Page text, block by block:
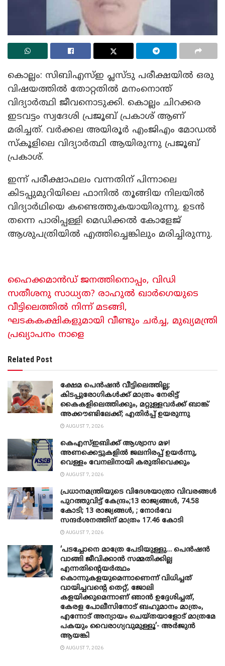
കൊല്ലം: സിബിഎസ്ഇ പ്ലസ്ടു പരീക്ഷയിൽ ഒരു
വിഷയത്തിൽ തോറ്റതിൽ മനംനൊന്ത്
വിദ്യാർത്ഥി ജീവനൊടുക്കി. കൊല്ലം ചിറക്കര
ഇടവട്ടം സ്വദേശി പ്രജൂബ് പ്രകാശ് ആണ്
മരിച്ചത്. വർക്കല അയിരൂർ എംജിഎം മോഡൽ
സ്‌കൂളിലെ വിദ്യാർത്ഥി ആയിരുന്നു പ്രജൂബ്
പ്രകാശ്.
ഇന്ന് പരീക്ഷാഫലം വന്നതിന് പിന്നാലെ
കിടപ്പുമുറിയിലെ ഫാനിൽ തൂങ്ങിയ നിലയിൽ
വിദ്യാർഥിയെ കണ്ടെത്തുകയായിരുന്നു. ഉടൻ
തന്നെ പാരിപ്പള്ളി മെഡിക്കൽ കോളേജ്
ആശുപത്രിയിൽ എത്തിച്ചെങ്കിലും മരിച്ചിരുന്നു.
ഹൈക്കമാൻഡ് ജനത്തിനൊപ്പം, വിഡി
സതീശനു സാധ്യത? രാഹുൽ ഖാർ​ഗെയുടെ
വീട്ടിലെത്തിൽ നിന്ന് മടങ്ങി,
ഘടകകക്ഷികളുമായി വീണ്ടും ചർച്ച, മുഖ്യമന്ത്രി
പ്രഖ്യാപനം നാളെ
Related Post
ക്ഷേമ പെൻഷൻ വീട്ടിലെത്തില്ല;
കിടപ്പുരോഗികൾക്ക് മാത്രം നേരിട്ട്
കൈകളിലെത്തിക്കും, മറ്റുള്ളവർക്ക് ബാങ്ക്
അക്കൗണ്ടിലേക്ക്; എതിർപ്പ് ഉയരുന്നു
AUGUST 7, 2026
കെഎസ്ഇബിക്ക് ആശ്വാസ മഴ!
അണക്കെട്ടുകളിൽ ജലനിരപ്പ് ഉയർന്നു,
വെള്ളം വേനലിനായി കരുതിവെക്കും
AUGUST 7, 2026
പ്രധാനമന്ത്രിയുടെ വിദേശയാത്രാ വിവരങ്ങൾ
പുറത്തുവിട്ട് കേന്ദ്രം;13 രാജ്യങ്ങൾ, 74.58
കോടി; 13 രാജ്യങ്ങൾ, ; നോർവേ
സന്ദർശനത്തിന് മാത്രം 17.46 കോടി
AUGUST 7, 2026
‘പടച്ചോനെ മാത്രേ പേടിയുള്ളു… പെൻഷൻ
വാങ്ങി ജീവിക്കാൻ സമ്മതിക്കില്ല
എന്നതിന്റെയർത്ഥം
കൊന്നുകളയുമെന്നാണെന്ന് വിധിച്ചത്
വായിച്ചവന്റെ തെറ്റ്, ജോലി
കളയിക്കുമെന്നാണ് ഞാൻ ഉദ്ദേശിച്ചത്,
കേരള പോലീസിനോട് ബഹുമാനം മാത്രം,
എന്നോട് അന്യായം ചെയ്തയാളോട് മാത്രമേ
പകയും വൈരാഗ്യവുമുള്ളൂ’- അർജുൻ
ആയങ്കി
AUGUST 7, 2026